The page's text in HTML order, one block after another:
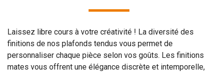
Laissez libre cours à votre créativité ! La diversité des
finitions de nos plafonds tendus vous permet de
personnaliser chaque pièce selon vos goûts. Les finitions
mates vous offrent une élégance discrète et intemporelle,